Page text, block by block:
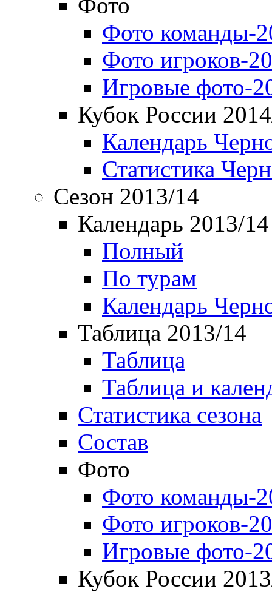
Фото команды-
Фото игроков-
Игровые фото-
Кубок России
Календарь
Статистика
Сезон 2013/14
Календарь 2013/14
Полный
По турам
Календарь
Таблица 2013/14
Таблица
Таблица и
Статистика сезона
Состав
Фото
Фото команды-
Фото игроков-
Игровые фото-
Кубок России